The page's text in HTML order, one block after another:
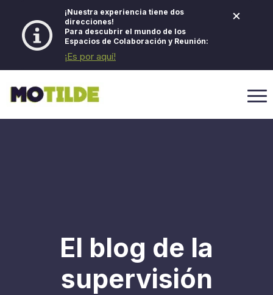
¡Nuestra experiencia tiene dos
direcciones!
Para descubrir el mundo de los
Espacios de Colaboración y Reunión:
¡Es por aquí!
×
El blog de la
supervisión